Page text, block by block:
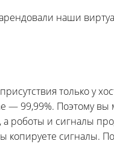
наши
только у
99,99%. Поэтому вы
а роботы и сигналы
копируете сигналы.